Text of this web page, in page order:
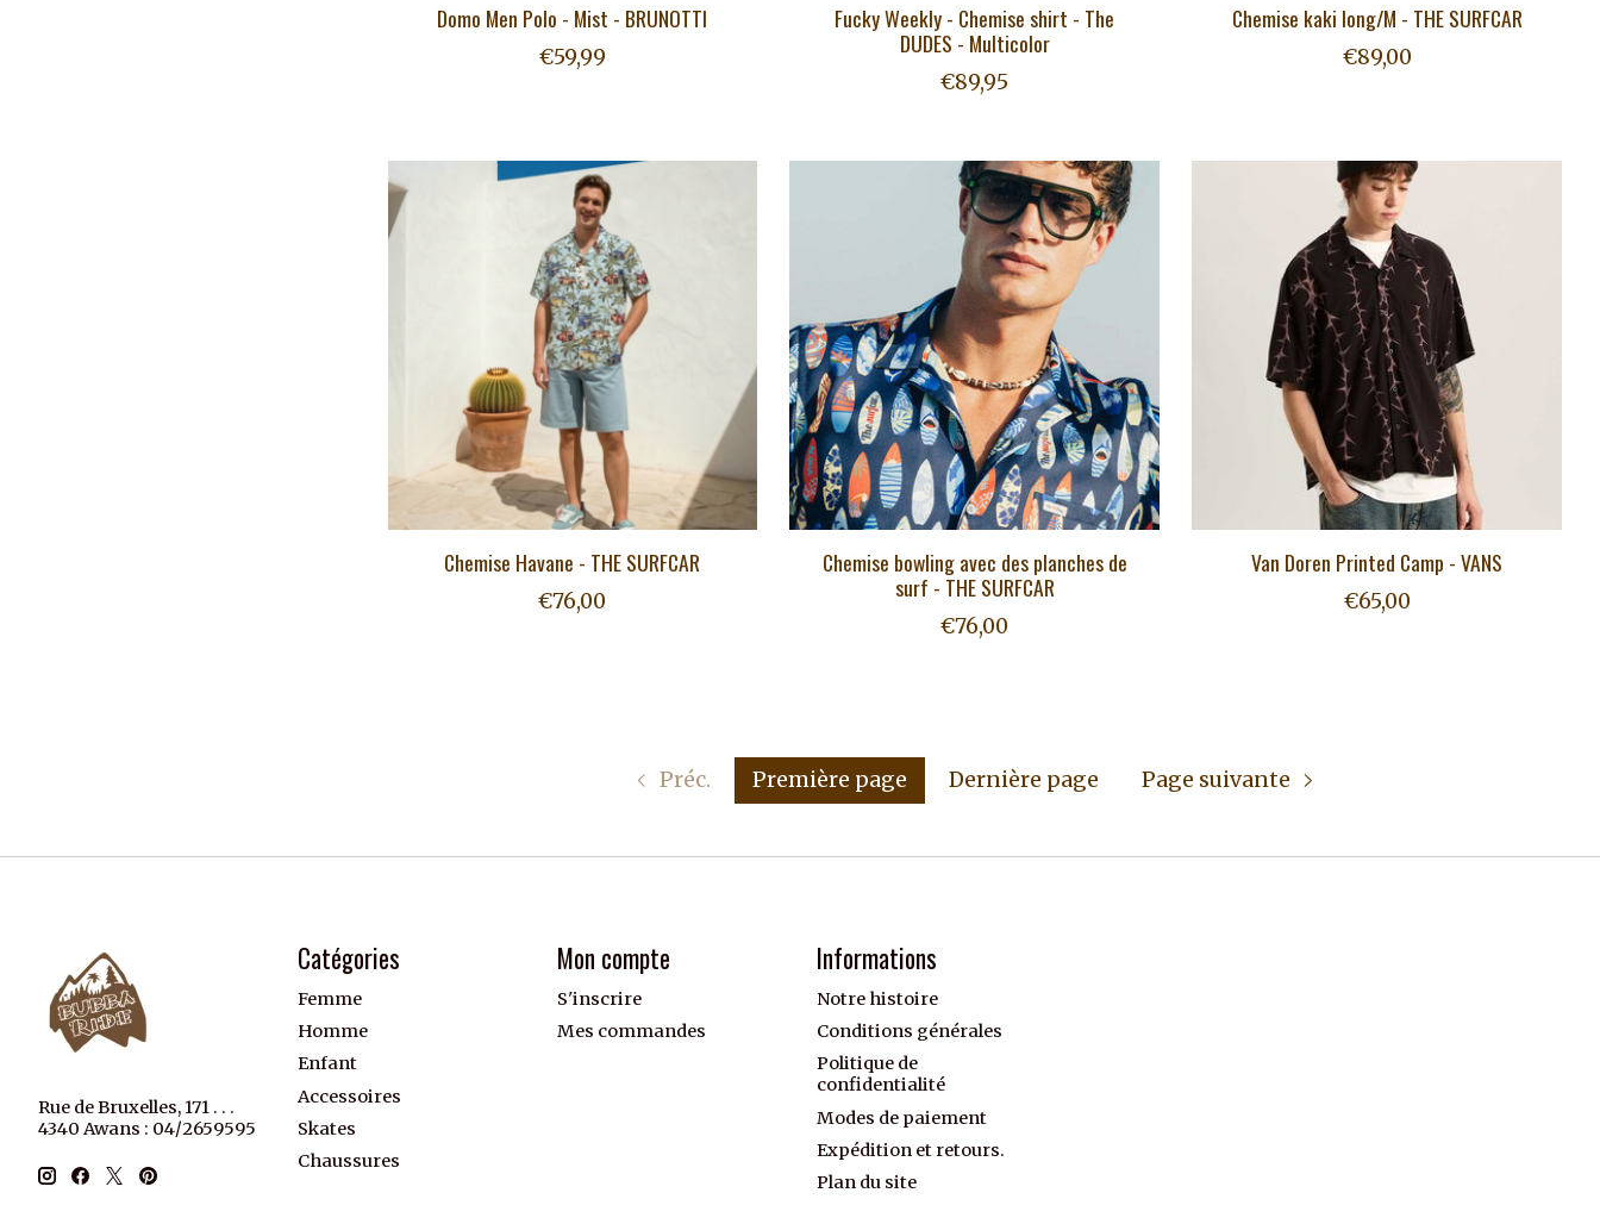
Domo Men Polo - Mist - BRUNOTTI
€59,99
Fucky Weekly - Chemise shirt - The
DUDES - Multicolor
€89,95
Chemise kaki long/M - THE SURFCAR
€89,00
Chemise Havane - THE SURFCAR
€76,00
Chemise bowling avec des planches de
surf - THE SURFCAR
€76,00
Van Doren Printed Camp - VANS
€65,00
Préc. Première page Dernière page Page suivante
Rue de Bruxelles, 171 . . .
4340 Awans : 04/2659595
Catégories
Femme
Homme
Enfant
Accessoires
Skates
Chaussures
Mon compte
S'inscrire
Mes commandes
Informations
Notre histoire
Conditions générales
Politique de
confidentialité
Modes de paiement
Expédition et retours.
Plan du site